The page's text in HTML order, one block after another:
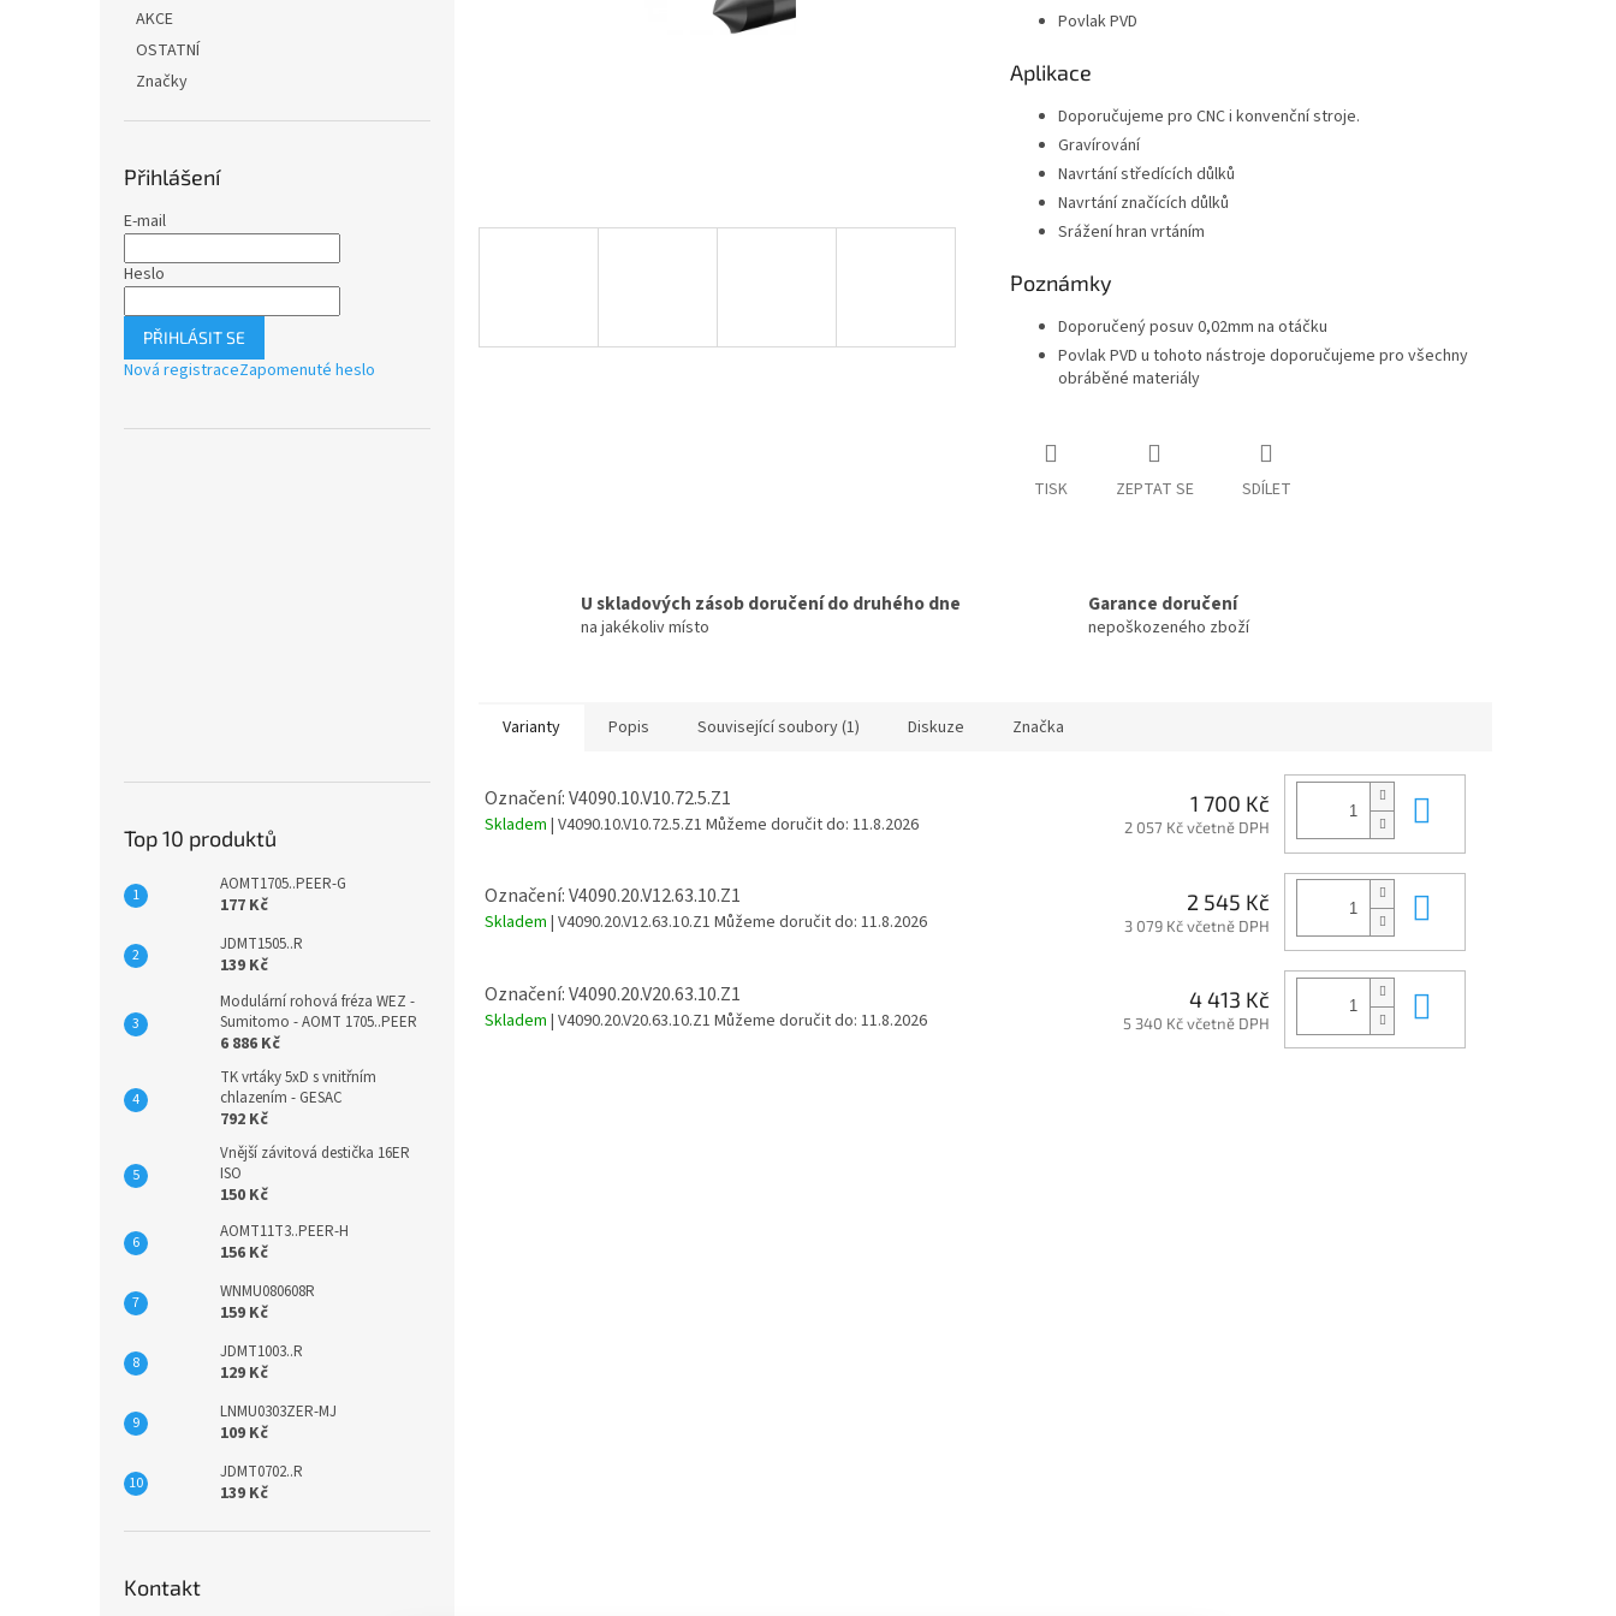
AKCE
OSTATNÍ
Značky
Přihlášení
E-mail
Heslo
PŘIHLÁSIT SE
Nová registraceZapomenuté heslo
Top 10 produktů
AOMT1705..PEER-G
177 Kč
JDMT1505..R
139 Kč
Modulární rohová fréza WEZ -
Sumitomo - AOMT 1705..PEER
6 886 Kč
TK vrtáky 5xD s vnitřním
chlazením - GESAC
792 Kč
Vnější závitová destička 16ER
ISO
150 Kč
AOMT11T3..PEER-H
156 Kč
WNMU080608R
159 Kč
JDMT1003..R
129 Kč
LNMU0303ZER-MJ
109 Kč
JDMT0702..R
139 Kč
Kontakt
Povlak PVD
Aplikace
Doporučujeme pro CNC i konvenční stroje.
Gravírování
Navrtání středících důlků
Navrtání značících důlků
Srážení hran vrtáním
Poznámky
Doporučený posuv 0,02mm na otáčku
Povlak PVD u tohoto nástroje doporučujeme pro všechny
obráběné materiály
TISK ZEPTAT SE SDÍLET
U skladových zásob doručení do druhého dne
na jakékoliv místo
Garance doručení
nepoškozeného zboží
Varianty Popis Související soubory (1) Diskuze Značka
Označení: V4090.10.V10.72.5.Z1
Skladem | V4090.10.V10.72.5.Z1 Můžeme doručit do: 11.8.2026
1 700 Kč
2 057 Kč včetně DPH
Označení: V4090.20.V12.63.10.Z1
Skladem | V4090.20.V12.63.10.Z1 Můžeme doručit do: 11.8.2026
2 545 Kč
3 079 Kč včetně DPH
Označení: V4090.20.V20.63.10.Z1
Skladem | V4090.20.V20.63.10.Z1 Můžeme doručit do: 11.8.2026
4 413 Kč
5 340 Kč včetně DPH